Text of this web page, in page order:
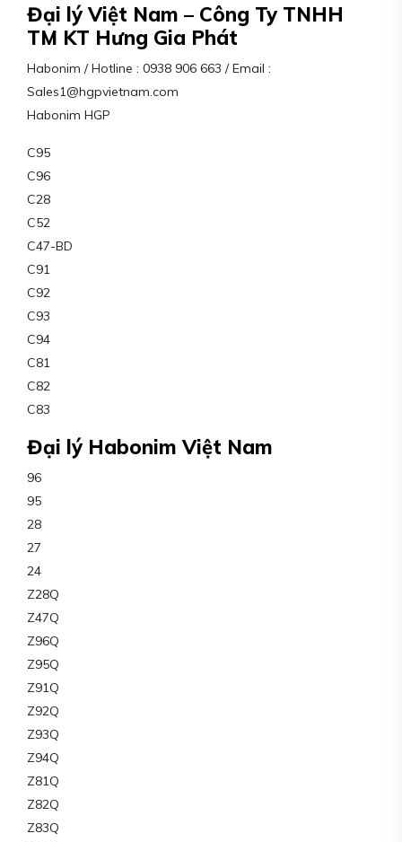
Đại lý Việt Nam – Công Ty TNHH
TM KT Hưng Gia Phát
Habonim / Hotline : 0938 906 663 / Email :
Sales1@hgpvietnam.com
Habonim HGP
C95
C96
C28
C52
C47-BD
C91
C92
C93
C94
C81
C82
C83
Đại lý Habonim Việt Nam
96
95
28
27
24
Z28Q
Z47Q
Z96Q
Z95Q
Z91Q
Z92Q
Z93Q
Z94Q
Z81Q
Z82Q
Z83Q